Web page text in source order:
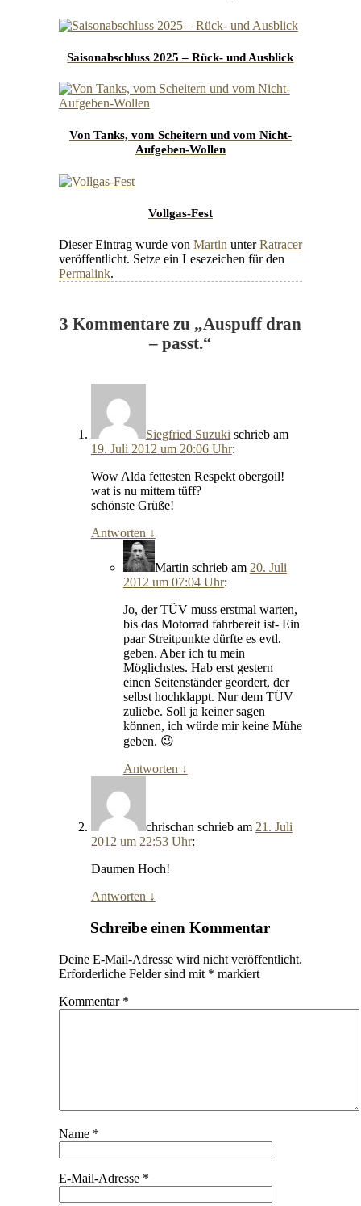
Saisonabschluss 2025 – Rück- und Ausblick
Von Tanks, vom Scheitern und vom Nicht-
Aufgeben-Wollen
Vollgas-Fest
Dieser Eintrag wurde von Martin unterRatracer
veröffentlicht. Setze ein Lesezeichen für den
Permalink.
3 Kommentare zu „Auspuff dran
– passt.“
Siegfried Suzuki schriebam
19. Juli 2012 um 20:06 Uhr:
Wow Alda fettesten Respekt obergoil!
wat is nu mittem tüff?
schönste Grüße!
Antworten ↓
Martin schriebam 20. Juli
2012 um 07:04 Uhr:
Jo, der TÜV muss erstmal warten,
bis das Motorrad fahrbereit ist- Ein
paar Streitpunkte dürfte es evtl.
geben. Aber ich tu mein
Möglichstes. Hab erst gestern
einen Seitenständer geordert, der
selbst hochklappt. Nur dem TÜV
zuliebe. Soll ja keiner sagen
können, ich würde mir keine Mühe
geben. 😉
Antworten ↓
chrischan schriebam 21. Juli
2012 um 22:53 Uhr:
Daumen Hoch!
Antworten ↓
Schreibe einen Kommentar
Deine E-Mail-Adresse wird nicht veröffentlicht.
Erforderliche Felder sind mit * markiert
Kommentar *
Name *
E-Mail-Adresse *